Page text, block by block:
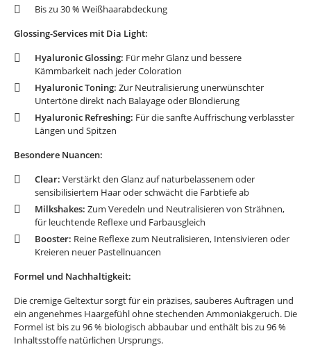
Bis zu 30 % Weißhaarabdeckung
Glossing-Services mit Dia Light:
Hyaluronic Glossing: Für mehr Glanz und bessere
Kämmbarkeit nach jeder Coloration
Hyaluronic Toning: Zur Neutralisierung unerwünschter
Untertöne direkt nach Balayage oder Blondierung
Hyaluronic Refreshing: Für die sanfte Auffrischung verblasster
Längen und Spitzen
Besondere Nuancen:
Clear: Verstärkt den Glanz auf naturbelassenem oder
sensibilisiertem Haar oder schwächt die Farbtiefe ab
Milkshakes: Zum Veredeln und Neutralisieren von Strähnen,
für leuchtende Reflexe und Farbausgleich
Booster: Reine Reflexe zum Neutralisieren, Intensivieren oder
Kreieren neuer Pastellnuancen
Formel und Nachhaltigkeit:
Die cremige Geltextur sorgt für ein präzises, sauberes Auftragen und
ein angenehmes Haargefühl ohne stechenden Ammoniakgeruch. Die
Formel ist bis zu 96 % biologisch abbaubar und enthält bis zu 96 %
Inhaltsstoffe natürlichen Ursprungs.